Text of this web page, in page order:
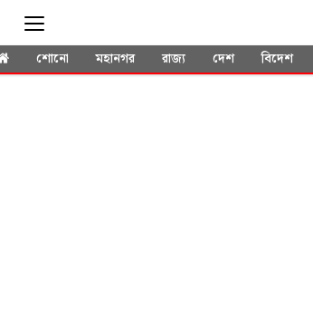
শোনো মহানগর রাজ্য দেশ বিদেশ